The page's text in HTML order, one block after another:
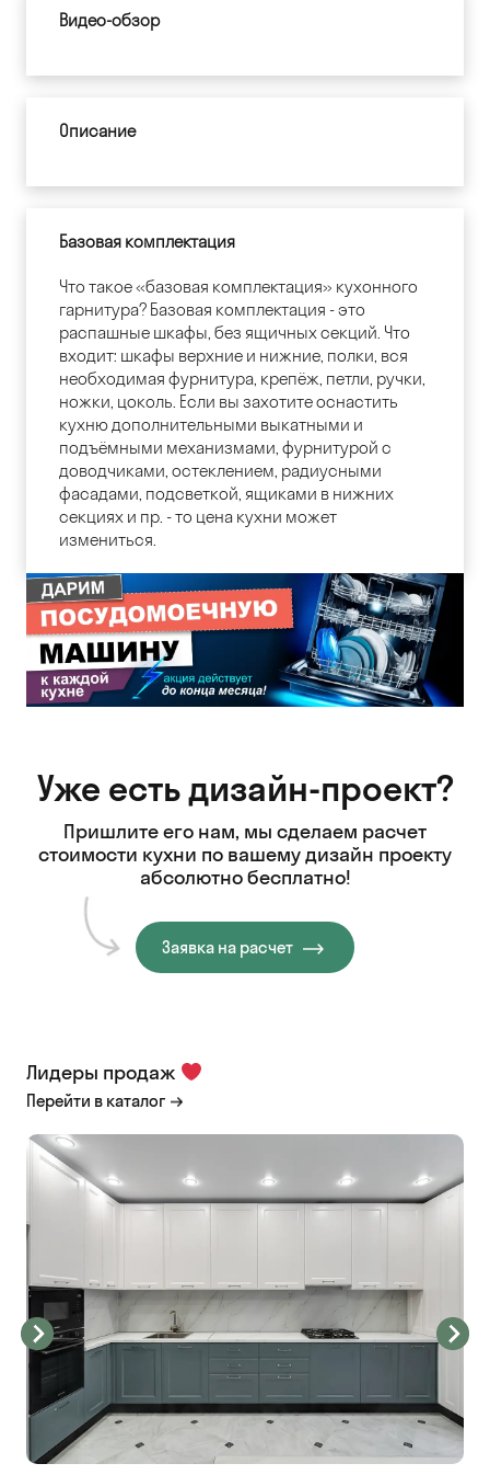
Видео-обзор
Описание
Базовая комплектация
Что такое «базовая комплектация» кухонного
гарнитура? Базовая комплектация - это
распашные шкафы, без ящичных секций. Что
входит: шкафы верхние и нижние, полки, вся
необходимая фурнитура, крепёж, петли, ручки,
ножки, цоколь. Если вы захотите оснастить
кухню дополнительными выкатными и
подъёмными механизмами, фурнитурой с
доводчиками, остеклением, радиусными
фасадами, подсветкой, ящиками в нижних
секциях и пр. - то цена кухни может
измениться.
Уже есть дизайн-проект?
Пришлите его нам, мы сделаем расчет
стоимости кухни по вашему дизайн проекту
абсолютно бесплатно!
Заявка на расчет
Лидеры продаж
Перейти в каталог